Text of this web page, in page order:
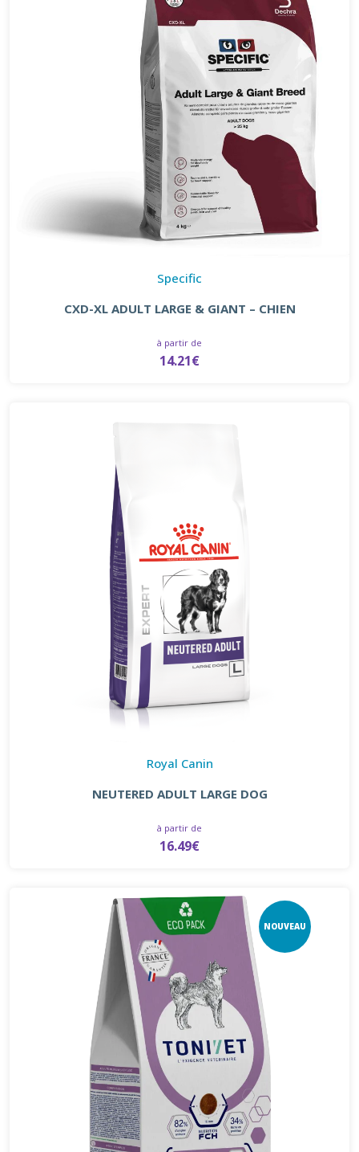
Specific
CXD-XL ADULT LARGE & GIANT – CHIEN
à partir de
14.21€
Royal Canin
NEUTERED ADULT LARGE DOG
à partir de
16.49€
NOUVEAU